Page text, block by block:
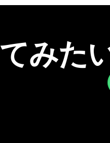
みた